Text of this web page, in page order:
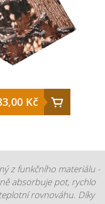
Kč
z funkčního materiálu -
absorbuje pot, rychlo
rovnováhu. Díky